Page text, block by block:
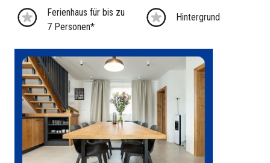
Ferienhaus für bis zu
7 Personen*
Hintergrund